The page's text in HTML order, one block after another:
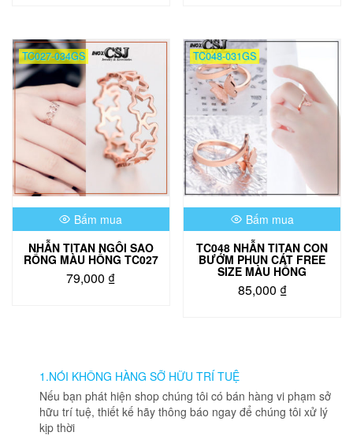
có
nhiều
biến
thể.
Các
tùy
chọn
được
chọn
trên
sản
phẩm
TC027-034GS
Bấm mua
NHẪN TITAN NGÔI SAO
RỔNG MÀU HỒNG TC027
79,000 ₫
TC048-031GS
Bấm mua
TC048 NHẪN TITAN CON
BƯỚM PHUN CÁT FREE
SIZE MÀU HỒNG
85,000 ₫
1.NÓI KHÔNG HÀNG SỠ HỮU TRÍ TUỆ
Nếu bạn phát hiện shop chúng tôi có bán hàng vi phạm sở
hữu trí tuệ, thiết kế hãy thông báo ngay để chúng tôi xử lý
kịp thời